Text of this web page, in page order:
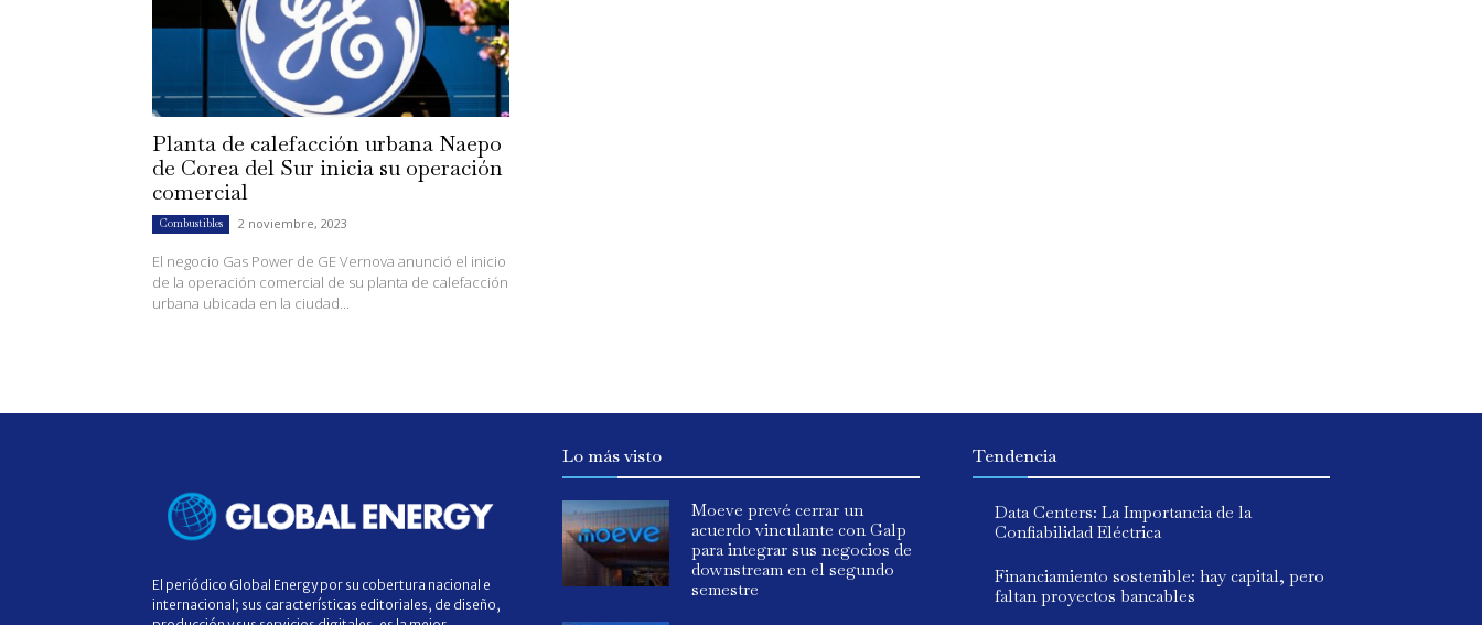
Planta de calefacción urbana Naepo
de Corea del Sur inicia su operación
comercial
Combustibles 2 noviembre, 2023
El negocio Gas Power de GE Vernova anunció el inicio
de la operación comercial de su planta de calefacción
urbana ubicada en la ciudad...
El periódico Global Energy por su cobertura nacional e
internacional; sus características editoriales, de diseño,
Lo más visto
Moeve prevé cerrar un
acuerdo vinculante con Galp
para integrar sus negocios de
downstream en el segundo
semestre
Tendencia
Data Centers: La Importancia de la
Confiabilidad Eléctrica
Financiamiento sostenible: hay capital, pero
faltan proyectos bancables